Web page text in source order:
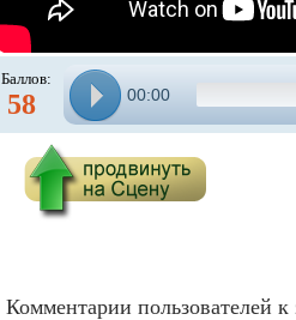
Баллов:
58 00:00
Комментарии пользователей к